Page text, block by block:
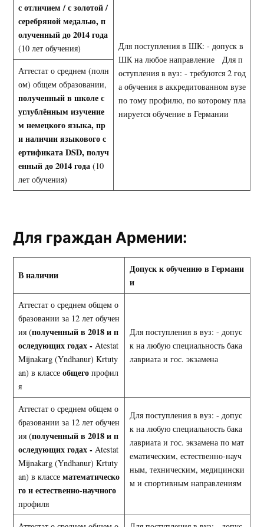
с отличием / с золотой /
серебряной медалью, п
олученный до 2014 года
(10 лет обучения)
Для поступления в ШК: - допуск в
ШК на любое направление Для п
оступления в вуз: - требуются 2 год
а обучения в аккредитованном вузе
по тому профилю, по которому пла
нируется обучение в Германии
Аттестат о среднем (полн
ом) общем образовании,
полученный в школе с
углублённым изучение
м немецкого языка, пр
и наличии языкового с
ертификатаDSD, получ
енный до 2014 года(10
лет обучения)
Для граждан Армении:
В наличии
Допуск к обучению в Германи
и
Аттестат о среднем общем о
бразовании за 12 лет обучен
ия (полученный в 2018 и п
оследующих годах - Atestat
Mijnakarg (Yndhanur) Krtuty
an) в классе общегопрофил
я
Для поступления в вуз: - допус
к на любую специальность бака
лавриата и гос. экзамена
Аттестат о среднем общем о
бразовании за 12 лет обучен
ия (полученный в 2018 и п
оследующих годах - Atestat
Mijnakarg (Yndhanur) Krtuty
an) в классе математическо
го и естественно-научного
профиля
Для поступления в вуз: - допус
к на любую специальность бака
лавриата и гос. экзамена по мат
ематическим, естественно-науч
ным, техническим, медицински
м и спортивным направлениям